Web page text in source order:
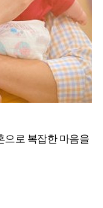
으로 복잡한 마음을